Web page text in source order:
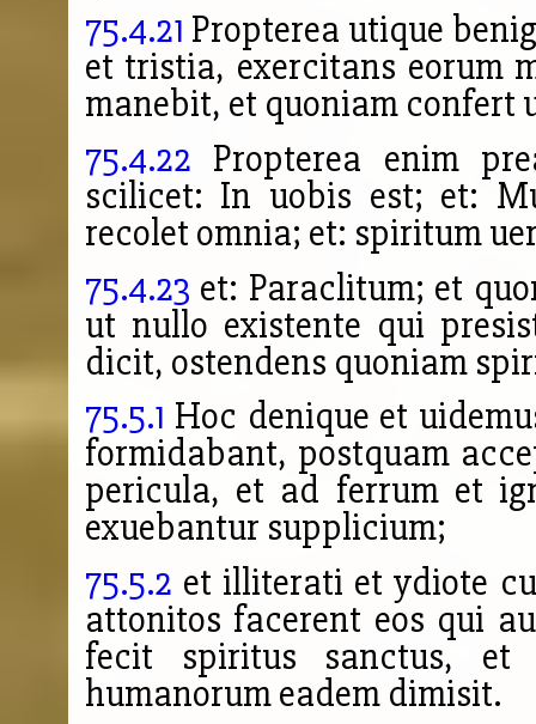
75.4.21 Propterea utique
et tristia, exercitans eorum
manebit, et quoniam confert
75.4.22 Propterea enim
scilicet: In uobis est; et:
recolet omnia; et: spiritum
75.4.23 et: Paraclitum; et
ut nullo existente qui
dicit, ostendens quoniam
75.5.1 Hoc denique et
formidabant, postquam
pericula, et ad ferrum et
exuebantur supplicium;
75.5.2 et illiterati et ydiote
attonitos facerent eos qui
fecit spiritus sanctus,
humanorum eadem dimisit.